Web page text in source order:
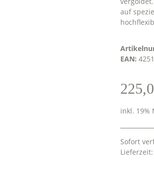
auf
EAN:
inkl. 19%
Sofort
Lieferzeit: